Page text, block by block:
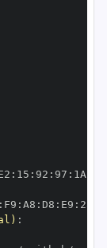
: 15 : 92 : 97 : 1A
: F9 : A8 : D8 : E9 : 28
: